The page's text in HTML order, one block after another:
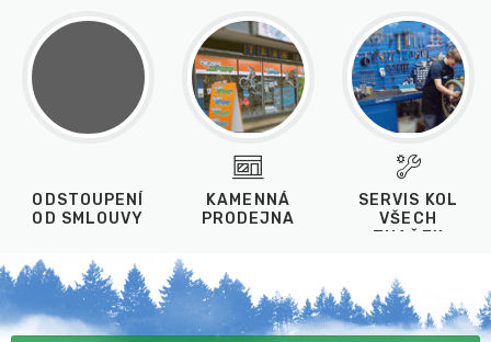
ODSTOUPENÍ
OD SMLOUVY
KAMENNÁ
PRODEJNA
SERVIS KOL
VŠECH
ZNAČEK